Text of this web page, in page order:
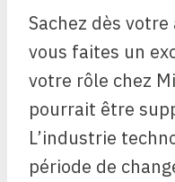
Sachez dès
vous faites un
votre rôle chez
pourrait être
L’industrie
période de